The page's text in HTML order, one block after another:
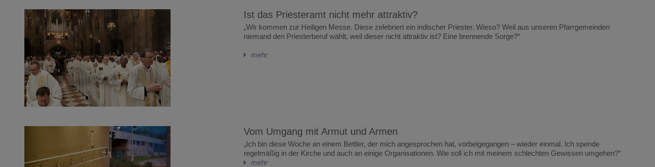
Ist das Priesteramt nicht mehr attraktiv?
„Wir kommen zur Heiligen Messe. Diese zelebriert ein indischer Priester. Wieso? Weil aus unseren Pfarrgemeinden
niemand den Priesterberuf wählt, weil dieser nicht attraktiv ist? Eine brennende Sorge?“
mehr
Vom Umgang mit Armut und Armen
„Ich bin diese Woche an einem Bettler, der mich angesprochen hat, vorbeigegangen – wieder einmal. Ich spende
regelmäßig in der Kirche und auch an einige Organisationen. Wie soll ich mit meinem schlechten Gewissen umgehen?“
mehr